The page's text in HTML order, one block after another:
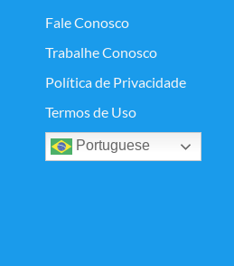
Fale Conosco
Trabalhe Conosco
Política de Privacidade
Termos de Uso
Portuguese